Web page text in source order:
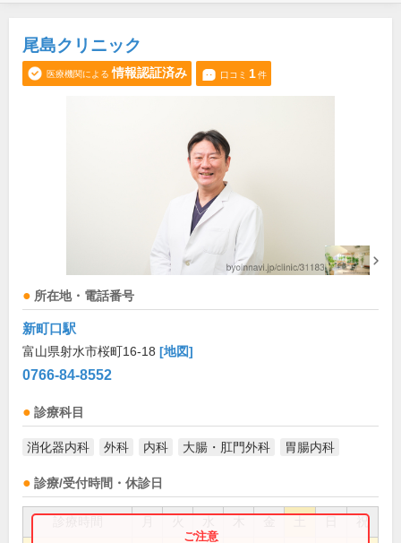
尾島クリニック
医療機関による 情報認証済み 口コミ 1件
所在地・電話番号
新町口駅
富山県射水市桜町16-18 [地図]
0766-84-8552
診療科目
消化器内科 外科 内科 大腸・肛門外科 胃腸内科
診療/受付時間・休診日
祝